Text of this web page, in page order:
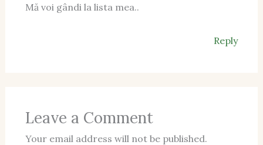
Mă voi gândi la lista mea..
Reply
Leave a Comment
Your email address will not be published.